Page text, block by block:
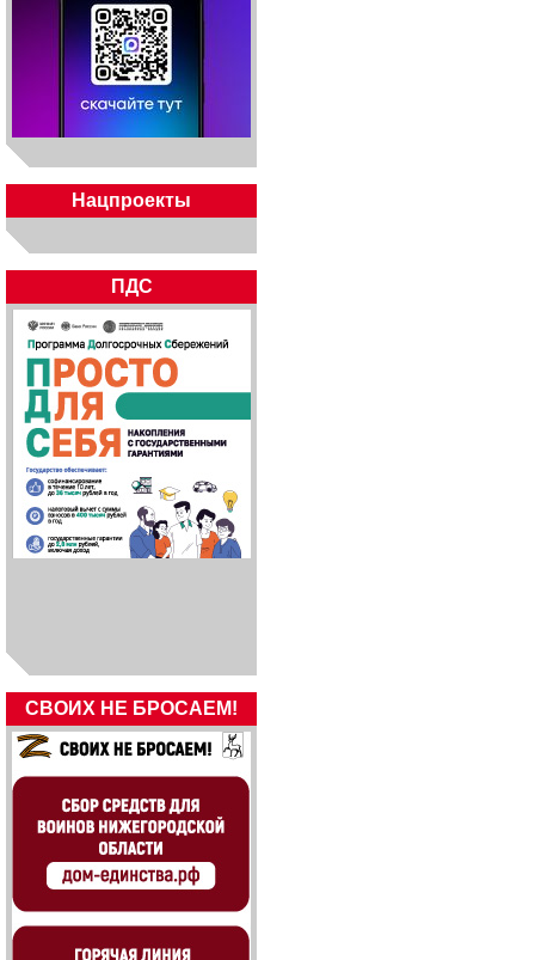
Нацпроекты
ПДС
СВОИХ НЕ БРОСАЕМ!